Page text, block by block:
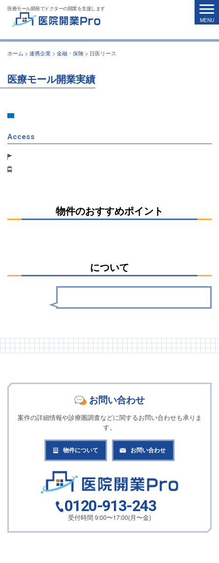
医療モール開発でドクターの開業を支援します
ホーム > 連携企業 > 金融・保険 > 日医リース
医療モール開業実績
Access
物件のおすすめポイント
について
お問い合わせ
案件の詳細情報や診療圏調査などに関するお問い合わせも承りま
す。
物件について お問い合わせ
0120-913-243
受付時間 9:00〜17:00(月〜金)